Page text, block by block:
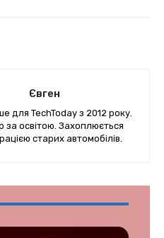
Євген
для TechToday з 2012 року.
за освітою. Захоплюється
старих автомобілів.